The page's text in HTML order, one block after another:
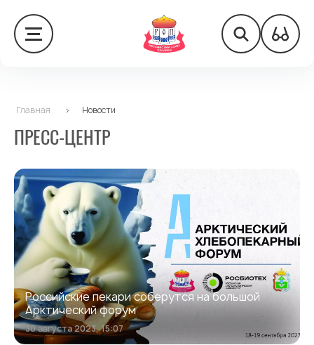
Главная > Новости
ПРЕСС-ЦЕНТР
Российские пекари соберутся на большой
Арктический форум
30 августа 2023, 15:07